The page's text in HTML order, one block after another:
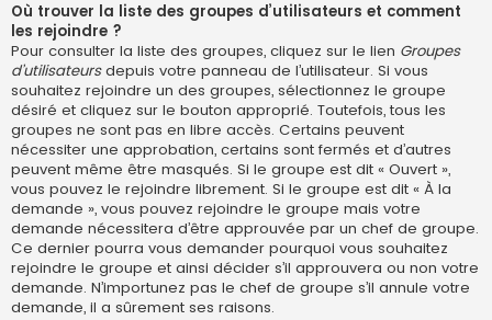
Où trouver la liste des groupes d’utilisateurs et comment
les rejoindre ?
Pour consulter la liste des groupes, cliquez sur le lien Groupes
d’utilisateursdepuis votre panneau de l’utilisateur. Si vous
souhaitez rejoindre un des groupes, sélectionnez le groupe
désiré et cliquez sur le bouton approprié. Toutefois, tous les
groupes ne sont pas en libre accès. Certains peuvent
nécessiter une approbation, certains sont fermés et d’autres
peuvent même être masqués. Si le groupe est dit « Ouvert »,
vous pouvez le rejoindre librement. Si le groupe est dit « À la
demande », vous pouvez rejoindre le groupe mais votre
demande nécessitera d’être approuvée par un chef de groupe.
Ce dernier pourra vous demander pourquoi vous souhaitez
rejoindre le groupe et ainsi décider s’il approuvera ou non votre
demande. N’importunez pas le chef de groupe s’il annule votre
demande, il a sûrement ses raisons.